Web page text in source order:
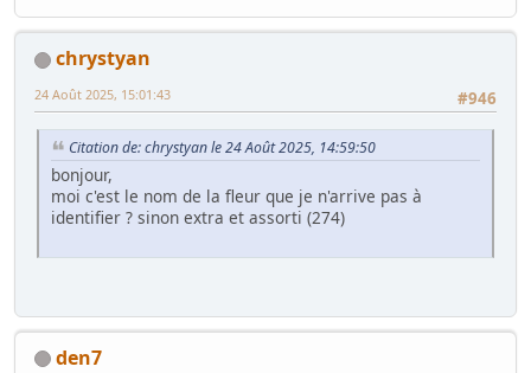
chrystyan
#946
24 Août 2025, 15:01:43
Citation de: chrystyan le 24 Août 2025, 14:59:50
bonjour,
moi c'est le nom de la fleur que je n'arrive pas à
identifier ? sinon extra et assorti (274)
den7